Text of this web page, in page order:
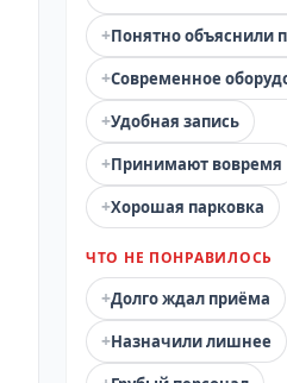
+Понятно объяснили
+Современное
+Удобная запись
+Принимают вовремя
+Хорошая парковка
ЧТО НЕ ПОНРАВИЛОСЬ
+Долго ждал приёма
+Назначили лишнее